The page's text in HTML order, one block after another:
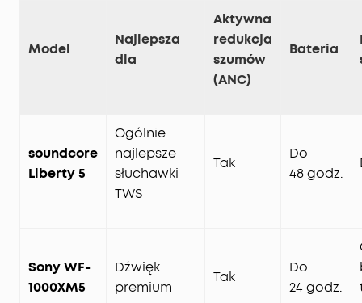
Model
Najlepsza
dla
Aktywna
redukcja
szumów
(ANC)
Bateria
soundcore
Liberty 5
Ogólnie
najlepsze
słuchawki
TWS
Tak
Do
48 godz.
Sony WF-
1000XM5
Dźwięk
premium
Tak
Do
24 godz.